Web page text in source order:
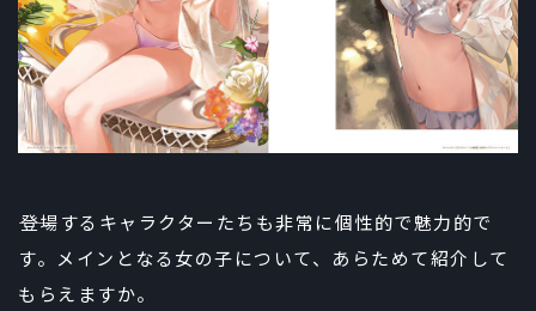
――登場するキャラクターたちも非常に個性的で魅力的で
す。メインとなる女の子について、あらためて紹介して
もらえますか。